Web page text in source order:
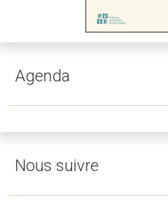
Agenda
Nous suivre